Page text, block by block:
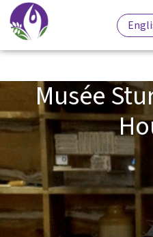
Musée